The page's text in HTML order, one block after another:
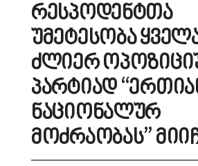
რესპოდენტთა
უმეტესობა
ძლიერ
პარტიად
ნაციონალურ
მოძრაობას”